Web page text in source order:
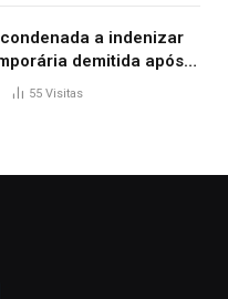
a indenizar
demitida após
filha
55 Visitas